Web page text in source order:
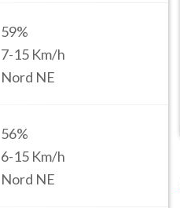
59%
7-15 Km/h
Nord NE
56%
6-15 Km/h
Nord NE